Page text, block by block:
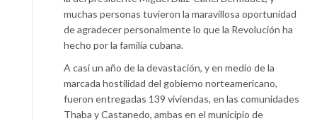
muchas personas tuvieron la maravillosa oportunidad
de agradecer personalmente lo que la Revolución ha
hecho por la familia cubana.
A casi un año de la devastación, y en medio de la
marcada hostilidad del gobierno norteamericano,
fueron entregadas 139 viviendas, en las comunidades
Thaba y Castanedo, ambas en el municipio de